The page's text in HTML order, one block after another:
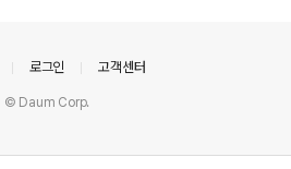
로그인 고객센터
© Daum Corp.